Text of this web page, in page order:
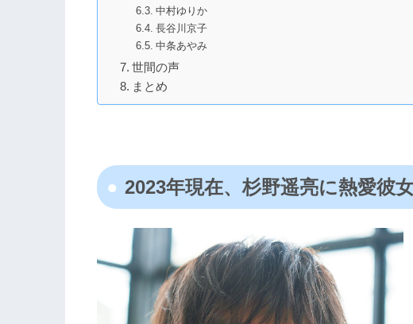
中村ゆりか
長谷川京子
中条あやみ
世間の声
まとめ
2023年現在、杉野遥亮に熱愛彼